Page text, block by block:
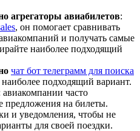
агрегаторы авиабилетов:
, он помогает сравнивать
и получать самые
наиболее подходящий
чат бот телеграмм для поиска
подходящий вариант.
авиакомпании часто
предложения на билеты.
и уведомления, чтобы не
для своей поездки.